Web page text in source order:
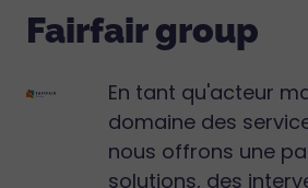
Fairfair group
En tant qu'acteur
domaine des
nous offrons une
solutions, des